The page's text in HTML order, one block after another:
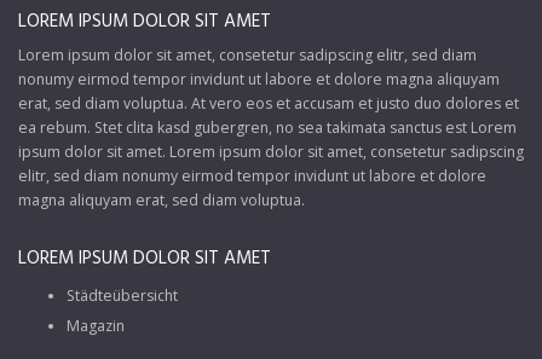
LOREM IPSUM DOLOR SIT AMET
Lorem ipsum dolor sit amet, consetetur sadipscing elitr, sed diam
nonumy eirmod tempor invidunt ut labore et dolore magna aliquyam
erat, sed diam voluptua. At vero eos et accusam et justo duo dolores et
ea rebum. Stet clita kasd gubergren, no sea takimata sanctus est Lorem
ipsum dolor sit amet. Lorem ipsum dolor sit amet, consetetur sadipscing
elitr, sed diam nonumy eirmod tempor invidunt ut labore et dolore
magna aliquyam erat, sed diam voluptua.
LOREM IPSUM DOLOR SIT AMET
Städteübersicht
Magazin